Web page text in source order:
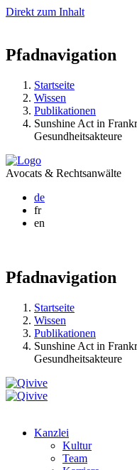
Direkt zum Inhalt
Pfadnavigation
Startseite
Wissen
Publikationen
Sunshine Act in
Gesundheitsakteure
Avocats & Rechtsanwälte
de
fr
en
Pfadnavigation
Startseite
Wissen
Publikationen
Sunshine Act in
Gesundheitsakteure
Kanzlei
Kultur
Team